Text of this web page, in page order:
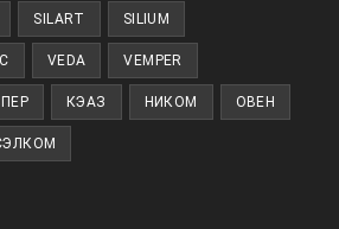
SILART SILIUM
VEDA VEMPER
КЭАЗ НИКОМ ОВЕН